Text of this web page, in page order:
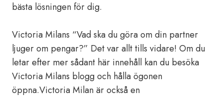
bästa lösningen för dig.
Victoria Milans “Vad ska du göra om din partner
ljuger om pengar?” Det var allt tills vidare! Om du
letar efter mer sådant här innehåll kan du besöka
Victoria Milans blogg och hålla ögonen
öppna.Victoria Milan är också en